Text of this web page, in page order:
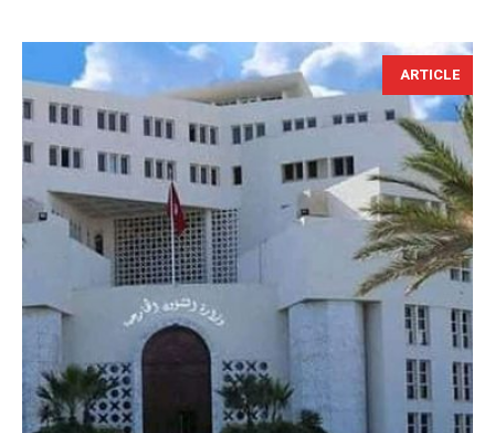
ARTICLE